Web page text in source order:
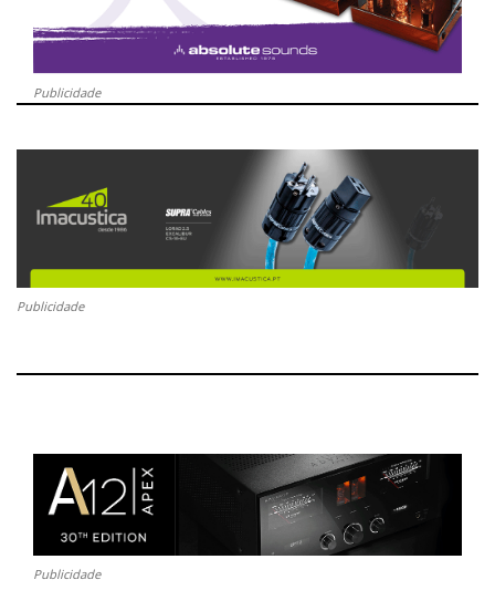
Publicidade
Publicidade
Publicidade